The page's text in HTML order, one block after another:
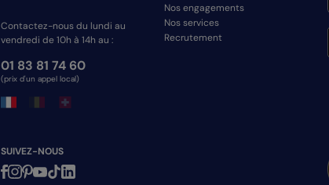
Contactez-nous du lundi au
vendredi de 10h à 14h au :
01 83 81 74 60
(prix d'un appel local)
Nos engagements
Nos services
Recrutement
SUIVEZ-NOUS